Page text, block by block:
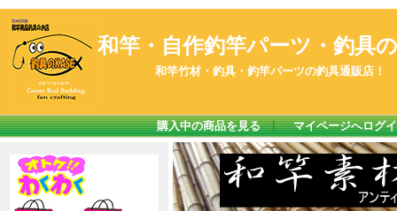
和竿・自作釣竿パーツ・釣具の
和竿竹材・釣具・釣竿パーツの釣具通販店！
購入中の商品を見る｜ マイページへログ